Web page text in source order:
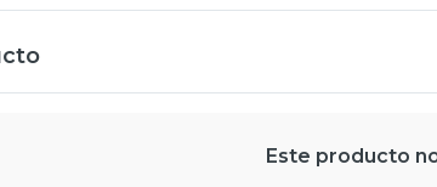
Este producto